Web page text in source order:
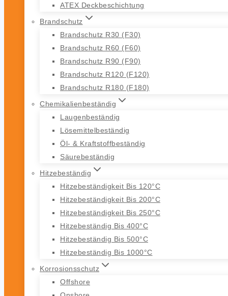
ATEX Deckbeschichtung
Brandschutz
Brandschutz R30 (F30)
Brandschutz R60 (F60)
Brandschutz R90 (F90)
Brandschutz R120 (F120)
Brandschutz R180 (F180)
Chemikalienbeständig
Laugenbeständig
Lösemittelbeständig
Öl- & Kraftstoffbeständig
Säurebeständig
Hitzebeständig
Hitzebeständigkeit Bis 120°C
Hitzebeständigkeit Bis 200°C
Hitzebeständigkeit Bis 250°C
Hitzebeständig Bis 400°C
Hitzebeständig Bis 500°C
Hitzebeständig Bis 1000°C
Korrosionsschutz
Offshore